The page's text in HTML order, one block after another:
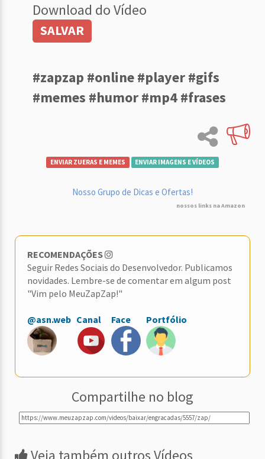
Download do Vídeo
SALVAR
#zapzap #online #player #gifs
#memes #humor #mp4 #frases
ENVIAR ZUERAS E MEMES ENVIAR IMAGENS E VÍDEOS
Nosso Grupo de Dicas e Ofertas!
nossos links na Amazon
RECOMENDAÇÕES
Seguir Redes Sociais do Desenvolvedor. Publicamos
novidades. Lembre-se de comentar em algum post
"Vim pelo MeuZapZap!"
@asn.web Canal Face Portfólio
Compartilhe no blog
Veja também outros Vídeos